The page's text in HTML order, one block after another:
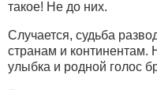
такое! Не до них.
Случается, судьба
странам и континентам.
улыбка и родной голос